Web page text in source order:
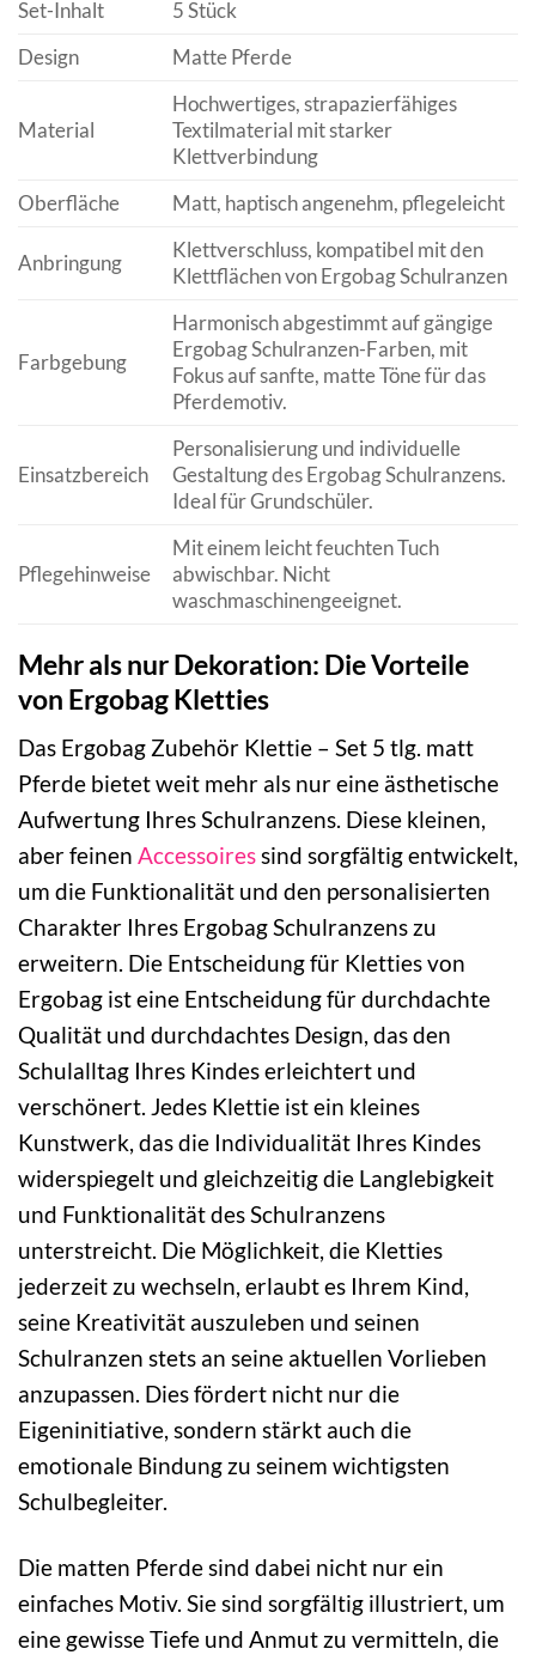
Set-Inhalt
5 Stück
Design
Matte Pferde
Material
Hochwertiges, strapazierfähiges
Textilmaterial mit starker
Klettverbindung
Oberfläche
Matt, haptisch angenehm, pflegeleicht
Anbringung
Klettverschluss, kompatibel mit den
Klettflächen von Ergobag Schulranzen
Farbgebung
Harmonisch abgestimmt auf gängige
Ergobag Schulranzen-Farben, mit
Fokus auf sanfte, matte Töne für das
Pferdemotiv.
Einsatzbereich
Personalisierung und individuelle
Gestaltung des Ergobag Schulranzens.
Ideal für Grundschüler.
Pflegehinweise
Mit einem leicht feuchten Tuch
abwischbar. Nicht
waschmaschinengeeignet.
Mehr als nur Dekoration: Die Vorteile
von Ergobag Kletties
Das Ergobag Zubehör Klettie – Set 5 tlg. matt
Pferde bietet weit mehr als nur eine ästhetische
Aufwertung Ihres Schulranzens. Diese kleinen,
aber feinen Accessoiressind sorgfältig entwickelt,
um die Funktionalität und den personalisierten
Charakter Ihres Ergobag Schulranzens zu
erweitern. Die Entscheidung für Kletties von
Ergobag ist eine Entscheidung für durchdachte
Qualität und durchdachtes Design, das den
Schulalltag Ihres Kindes erleichtert und
verschönert. Jedes Klettie ist ein kleines
Kunstwerk, das die Individualität Ihres Kindes
widerspiegelt und gleichzeitig die Langlebigkeit
und Funktionalität des Schulranzens
unterstreicht. Die Möglichkeit, die Kletties
jederzeit zu wechseln, erlaubt es Ihrem Kind,
seine Kreativität auszuleben und seinen
Schulranzen stets an seine aktuellen Vorlieben
anzupassen. Dies fördert nicht nur die
Eigeninitiative, sondern stärkt auch die
emotionale Bindung zu seinem wichtigsten
Schulbegleiter.
Die matten Pferde sind dabei nicht nur ein
einfaches Motiv. Sie sind sorgfältig illustriert, um
eine gewisse Tiefe und Anmut zu vermitteln, die